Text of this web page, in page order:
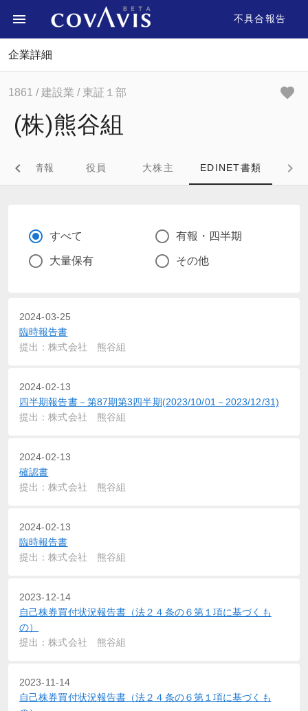
不具合報告
企業詳細
1861 / 建設業 / 東証１部
(株)熊谷組
企業情報 役員 大株主 EDINET書類
すべて 有報・四半期
大量保有 その他
2024-03-25
臨時報告書
提出：株式会社 熊谷組
2024-02-13
四半期報告書－第87期第3四半期(2023/10/01－2023/12/31)
提出：株式会社 熊谷組
2024-02-13
確認書
提出：株式会社 熊谷組
2024-02-13
臨時報告書
提出：株式会社 熊谷組
2023-12-14
自己株券買付状況報告書（法２４条の６第１項に基づくも
の）
提出：株式会社 熊谷組
2023-11-14
自己株券買付状況報告書（法２４条の６第１項に基づくも